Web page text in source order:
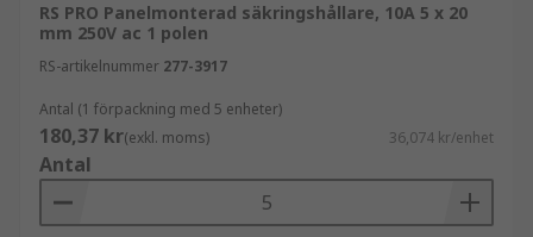
RS PRO Panelmonterad säkringshållare, 10A 5 x 20
mm 250V ac 1 polen
RS-artikelnummer 277-3917
Antal (1 förpackning med 5 enheter)
180,37 kr(exkl. moms) 36,074 kr/enhet
Antal